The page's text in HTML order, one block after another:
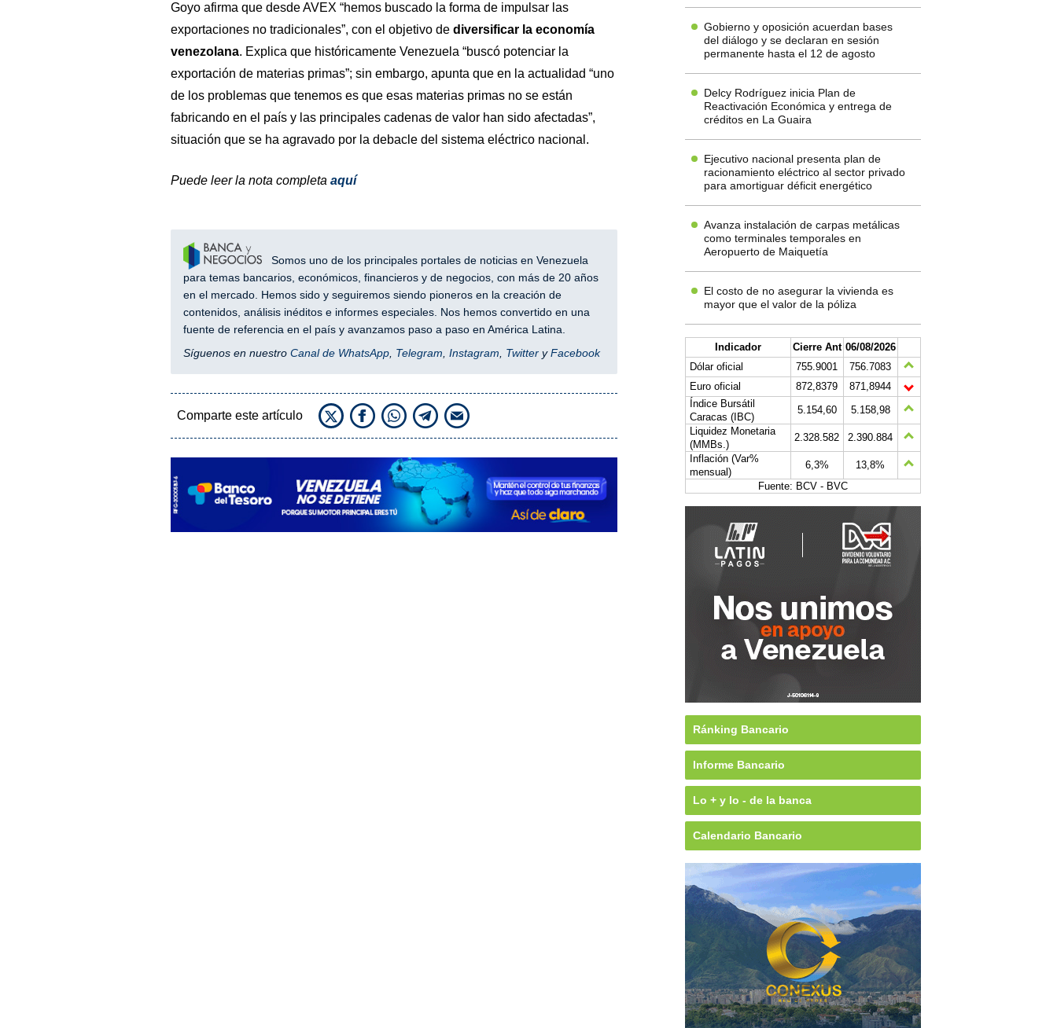
Goyo afirma que desde AVEX “hemos buscado la forma de impulsar las
exportaciones no tradicionales”, con el objetivo de diversificar la economía
venezolana. Explica que históricamente Venezuela “buscó potenciar la
exportación de materias primas”; sin embargo, apunta que en la actualidad “uno
de los problemas que tenemos es que esas materias primas no se están
fabricando en el país y las principales cadenas de valor han sido afectadas”,
situación que se ha agravado por la debacle del sistema eléctrico nacional.
Puede leer la nota completa aquí
Somos uno de los principales portales de noticias en Venezuela
para temas bancarios, económicos, financieros y de negocios, con más de 20 años
en el mercado. Hemos sido y seguiremos siendo pioneros en la creación de
contenidos, análisis inéditos e informes especiales. Nos hemos convertido en una
fuente de referencia en el país y avanzamos paso a paso en América Latina.
Síguenos en nuestro Canal de WhatsApp, Telegram, Instagram, TwitteryFacebook
Comparte este artículo
Gobierno y oposición acuerdan bases
del diálogo y se declaran en sesión
permanente hasta el 12 de agosto
Delcy Rodríguez inicia Plan de
Reactivación Económica y entrega de
créditos en La Guaira
Ejecutivo nacional presenta plan de
racionamiento eléctrico al sector privado
para amortiguar déficit energético
Avanza instalación de carpas metálicas
como terminales temporales en
Aeropuerto de Maiquetía
El costo de no asegurar la vivienda es
mayor que el valor de la póliza
Indicador Cierre Ant 06/08/2026
Dólar oficial
755.9001
756.7083
Euro oficial
872,8379
871,8944
Índice Bursátil
Caracas (IBC)
5.154,60
5.158,98
Liquidez Monetaria
(MMBs.)
2.328.582
2.390.884
Inflación (Var%
mensual)
6,3%
13,8%
Fuente: BCV - BVC
Ránking Bancario
Informe Bancario
Lo + y lo - de la banca
Calendario Bancario